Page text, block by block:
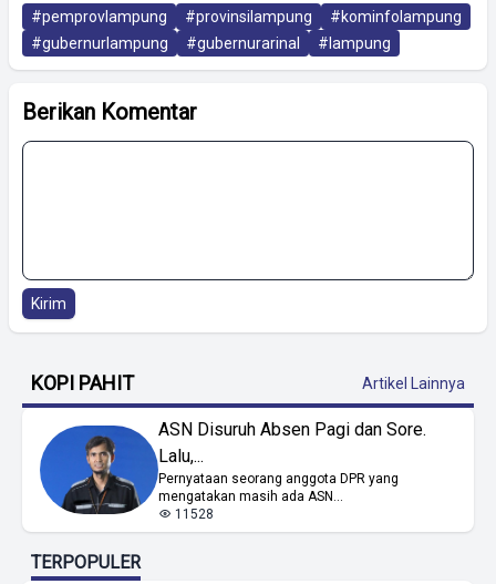
#pemprovlampung #provinsilampung
#kominfolampung
#gubernurlampung
#gubernurarinal #lampung
Berikan Komentar
Kirim
KOPI PAHIT Artikel Lainnya
ASN Disuruh Absen Pagi dan Sore.
Lalu,...
Pernyataan seorang anggota DPR yang
mengatakan masih ada ASN...
11528
TERPOPULER